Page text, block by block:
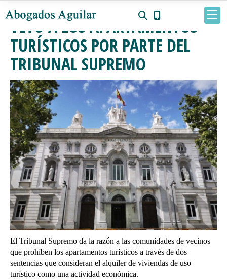
VETO A LOS APARTAMENTOS
TURÍSTICOS POR PARTE DEL
TRIBUNAL SUPREMO
El Tribunal Supremo da la razón a las comunidades de vecinos
que prohíben los apartamentos turísticos a través de dos
sentencias que consideran el alquiler de viviendas de uso
turístico como una actividad económica.